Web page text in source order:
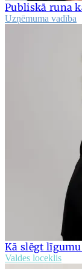
Publiskā runa
Uzņēmuma vadība
Kā slēgt
Valdes loceklis